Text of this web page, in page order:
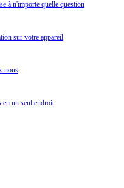
à n'importe quelle question
sur votre appareil
un seul endroit